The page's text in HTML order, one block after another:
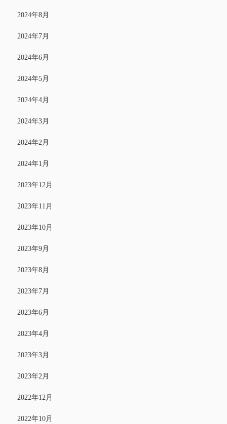
2024年8月
2024年7月
2024年6月
2024年5月
2024年4月
2024年3月
2024年2月
2024年1月
2023年12月
2023年11月
2023年10月
2023年9月
2023年8月
2023年7月
2023年6月
2023年4月
2023年3月
2023年2月
2022年12月
2022年10月